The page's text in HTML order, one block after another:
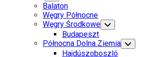
Child
Menu
Balaton
Węgry Północne
Węgry Środkowe Toggle
Child
Menu
Budapeszt
Północna Dolna Ziemia Toggle
Child
Hajdúszoboszló